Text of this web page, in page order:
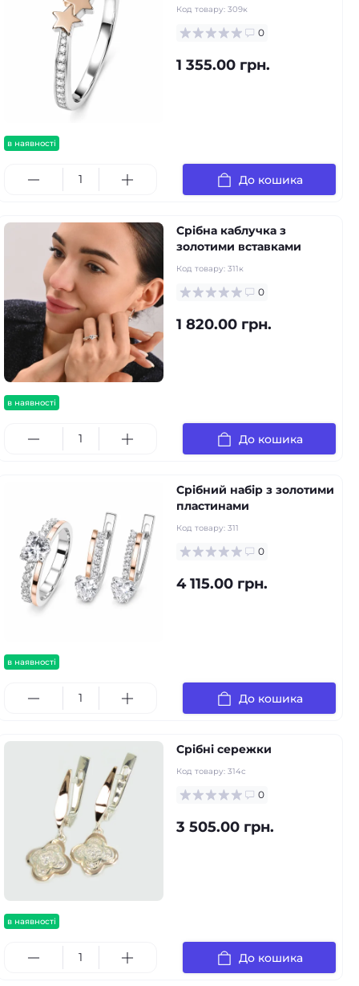
в наявності
Код товару: 309к
0
1 355.00 грн.
До кошика
в наявності
Срібна каблучка з
золотими вставками
Код товару: 311к
0
1 820.00 грн.
До кошика
в наявності
Срібний набір з золотими
пластинами
Код товару: 311
0
4 115.00 грн.
До кошика
в наявності
Срібні сережки
Код товару: 314с
0
3 505.00 грн.
До кошика